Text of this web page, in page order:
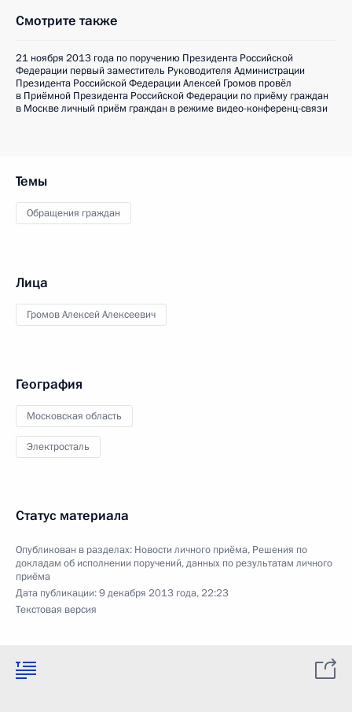
Смотрите также
21 ноября 2013 года по поручению Президента Российской
Федерации первый заместитель Руководителя Администрации
Президента Российской Федерации Алексей Громов провёл
в Приёмной Президента Российской Федерации по приёму граждан
в Москве личный приём граждан в режиме видео-конференц-связи
Темы
Обращения граждан
Лица
Громов Алексей Алексеевич
География
Московская область
Электросталь
Статус материала
Опубликован в разделах: Новости личного приёма, Решения по
докладам об исполнении поручений, данных по результатам личного
приёма
Дата публикации:9 декабря 2013 года, 22:23
Текстовая версия